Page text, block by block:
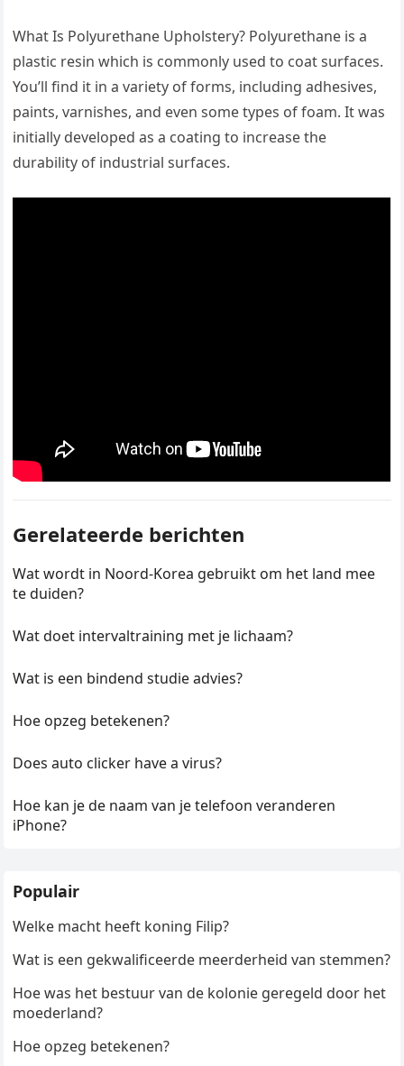
What Is Polyurethane Upholstery? Polyurethane is a
plastic resin which is commonly used to coat surfaces.
You’ll find it in a variety of forms, including adhesives,
paints, varnishes, and even some types of foam. It was
initially developed as a coating to increase the
durability of industrial surfaces.
Gerelateerde berichten
Wat wordt in Noord-Korea gebruikt om het land mee
te duiden?
Wat doet intervaltraining met je lichaam?
Wat is een bindend studie advies?
Hoe opzeg betekenen?
Does auto clicker have a virus?
Hoe kan je de naam van je telefoon veranderen
iPhone?
Populair
Welke macht heeft koning Filip?
Wat is een gekwalificeerde meerderheid van stemmen?
Hoe was het bestuur van de kolonie geregeld door het
moederland?
Hoe opzeg betekenen?